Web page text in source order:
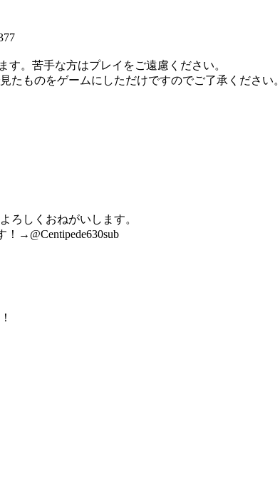
。苦手な方はプレイをご遠慮ください。
ものをゲームにしただけですのでご了承ください。
ろしくおねがいします。
→@Centipede630sub